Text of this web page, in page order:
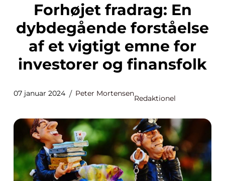
Forhøjet fradrag: En
dybdegående forståelse
af et vigtigt emne for
investorer og finansfolk
07 januar 2024 Peter Mortensen
Redaktionel